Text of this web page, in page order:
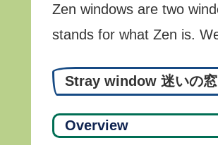
Zen windows are two
stands for what Zen is.
Stray window 迷いの窓
Overview